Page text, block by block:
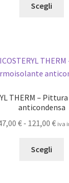
Scegli
THERM –
anticondensa
€ - 121,00 € iva
Scegli